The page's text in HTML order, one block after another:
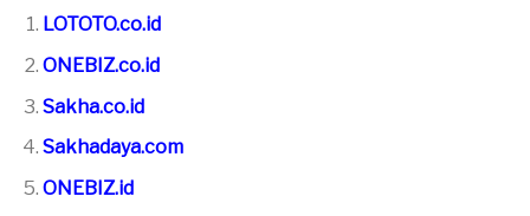
LOTOTO.co.id
ONEBIZ.co.id
Sakha.co.id
Sakhadaya.com
ONEBIZ.id